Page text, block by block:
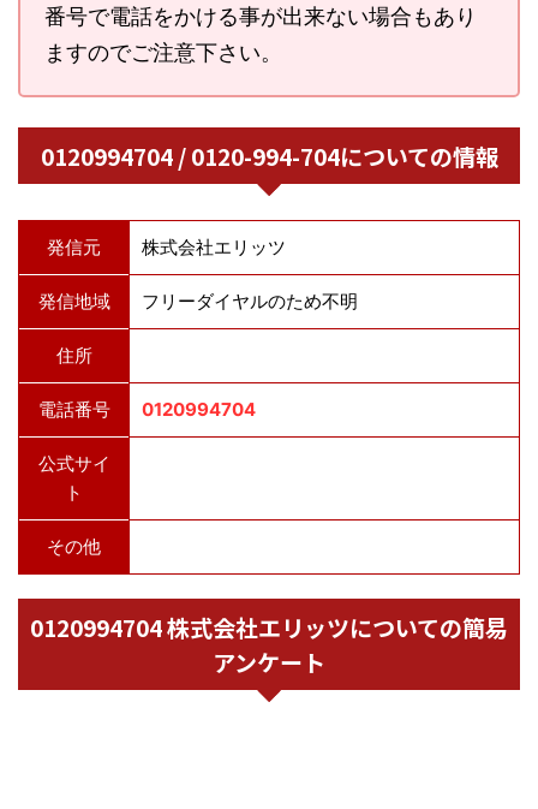
番号で電話をかける事が出来ない場合もあり
ますのでご注意下さい。
0120994704 / 0120-994-704についての情報
発信元 株式会社エリッツ
発信地域 フリーダイヤルのため不明
住所
電話番号 0120994704
公式サイ
ト
その他
0120994704 株式会社エリッツについての簡易
アンケート